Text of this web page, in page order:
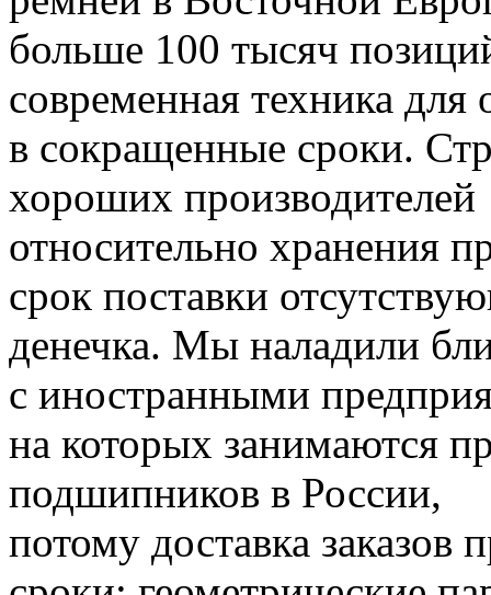
больше 100 тысяч
современная техника для
в сокращенные сроки.
хороших производителей
относительно хранения
срок поставки
денечка. Мы наладили
с иностранными
на которых занимаются
подшипников в России,
потому доставка заказов